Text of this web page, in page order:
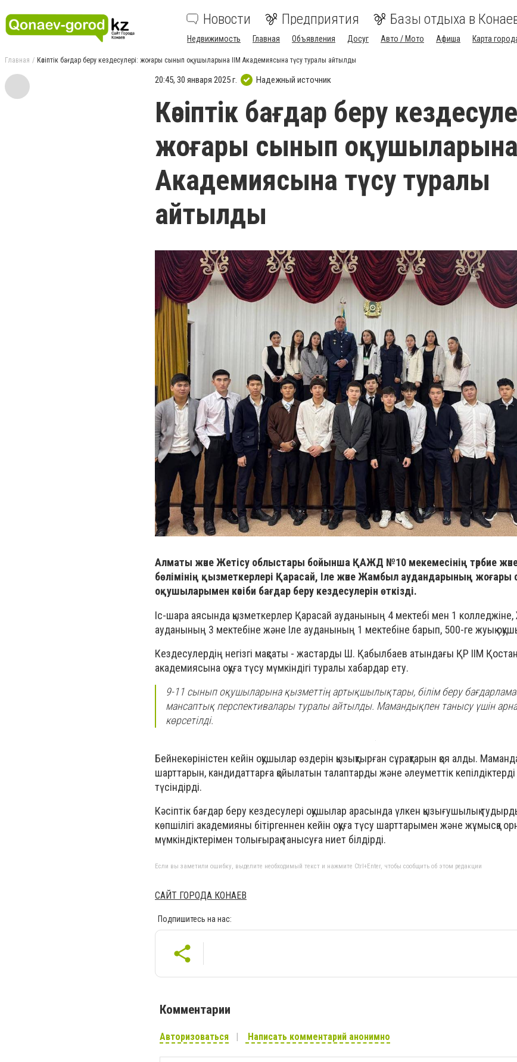
Новости Предприятия Базы отдыха в
Недвижимость Главная Объявления Досуг Авто / Мото Афиша Карта
Главная Кәсіптік бағдар беру кездесулері: жоғары сынып оқушыларына ІІМ Академиясына түсу туралы айтылды
20:45, 30 января 2025 г. Надежный источник
Кәсіптік бағдар беру
жоғары сынып оқушыларына
Академиясына түсу туралы
айтылды
Алматы және Жетісу облыстары бойынша ҚАЖД №10 мекемесінің тәрбие
бөлімінің қызметкерлері Қарасай, Іле және Жамбыл аудандарының жоғары
оқушыларымен кәсіби бағдар беру кездесулерін өткізді.
Іс-шара аясында қызметкерлер Қарасай ауданының 4 мектебі мен 1
ауданының 3 мектебіне және Іле ауданының 1 мектебіне барып, 500-ге жуық
Кездесулердің негізгі мақсаты - жастарды Ш. Қабылбаев атындағы ҚР ІІМ
академиясына оқуға түсу мүмкіндігі туралы хабардар ету.
9-11 сынып оқушыларына қызметтің артықшылықтары, білім беру
мансаптық перспективалары туралы айтылды. Мамандықпен танысу үшін
көрсетілді.
Бейнекөріністен кейін оқушылар өздерін қызықтырған сұрақтарын қоя алды.
шарттарын, кандидаттарға қойылатын талаптарды және әлеуметтік
түсіндірді.
Кәсіптік бағдар беру кездесулері оқушылар арасында үлкен қызығушылық
көпшілігі академияны бітіргеннен кейін оқуға түсу шарттарымен және жұмысқа
мүмкіндіктерімен толығырақ танысуға ниет білдірді.
Если вы заметили ошибку, выделите необходимый текст и нажмите Ctrl+Enter, чтобы сообщить об этом редакции
САЙТ ГОРОДА КОНАЕВ
Подпишитесь на нас:
Комментарии
Авторизоваться Написать комментарий анонимно